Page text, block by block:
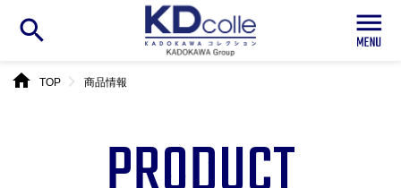
search
home TOPchevron_right 商品情報